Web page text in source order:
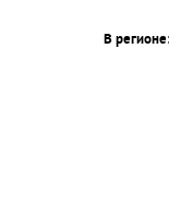
В регионе: